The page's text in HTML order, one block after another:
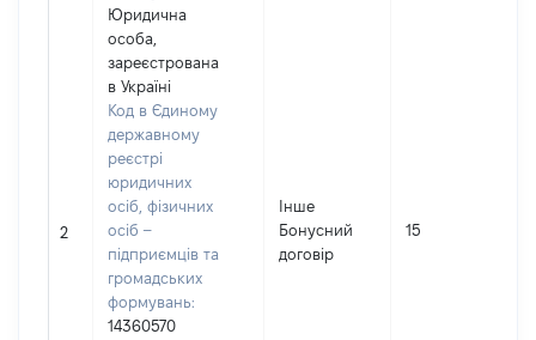
2
Юридична
особа,
зареєстрована
в Україні
Код в Єдиному
державному
реєстрі
юридичних
осіб, фізичних
осіб –
підприємців та
громадських
формувань:
14360570
Інше
Бонусний
договір
15